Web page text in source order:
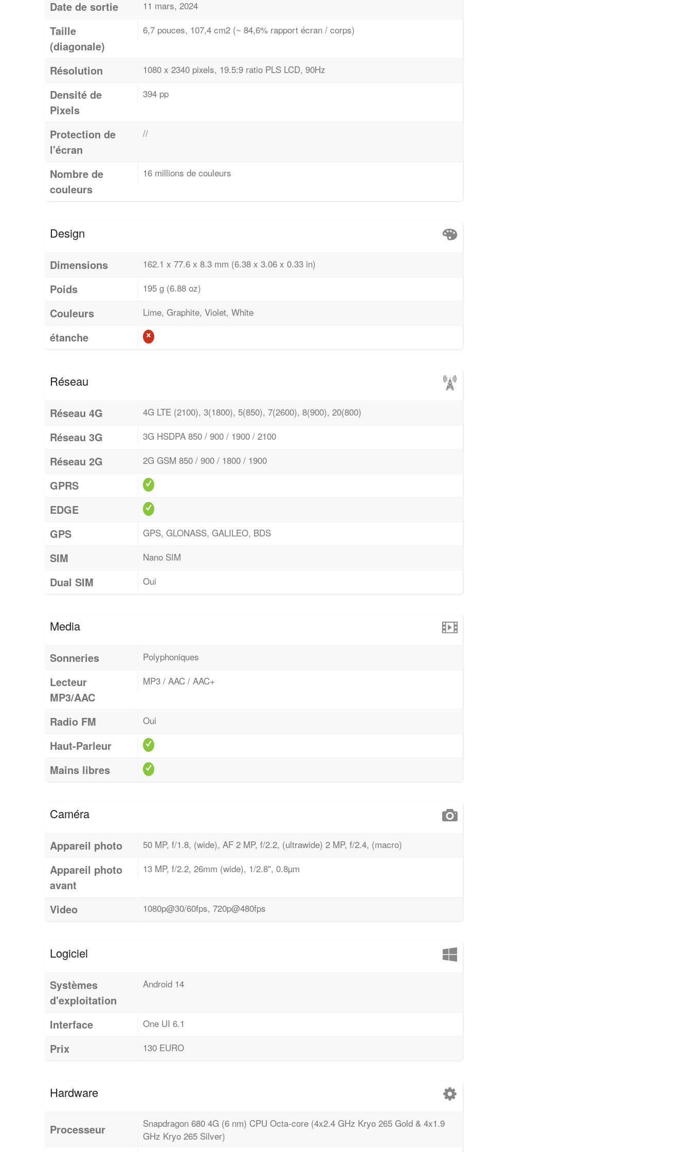
Date de sortie 11 mars, 2024
Taille
(diagonale)
6,7 pouces, 107,4 cm2 (~ 84,6% rapport écran / corps)
Résolution 1080 x 2340 pixels, 19.5:9 ratio PLS LCD, 90Hz
Densité de
Pixels
394 pp
Protection de
l'écran
//
Nombre de
couleurs
16 millions de couleurs
Design
Dimensions 162.1 x 77.6 x 8.3 mm (6.38 x 3.06 x 0.33 in)
Poids 195 g (6.88 oz)
Couleurs Lime, Graphite, Violet, White
étanche
Réseau
Réseau 4G 4G LTE (2100), 3(1800), 5(850), 7(2600), 8(900), 20(800)
Réseau 3G 3G HSDPA 850 / 900 / 1900 / 2100
Réseau 2G 2G GSM 850 / 900 / 1800 / 1900
GPRS
EDGE
GPS
GPS, GLONASS, GALILEO, BDS
SIM Nano SIM
Dual SIM Oui
Media
Sonneries Polyphoniques
Lecteur
MP3/AAC
MP3 / AAC / AAC+
Radio FM Oui
Haut-Parleur
Mains libres
Caméra
Appareil photo 50 MP, f/1.8, (wide), AF 2 MP, f/2.2, (ultrawide) 2 MP, f/2.4, (macro)
Appareil photo
avant
13 MP, f/2.2, 26mm (wide), 1/2.8", 0.8µm
Video 1080p@30/60fps, 720p@480fps
Logiciel
Systèmes
d'exploitation
Android 14
Interface One UI 6.1
Prix 130 EURO
Hardware
Processeur
Snapdragon 680 4G (6 nm) CPU Octa-core (4x2.4 GHz Kryo 265 Gold & 4x1.9
GHz Kryo 265 Silver)